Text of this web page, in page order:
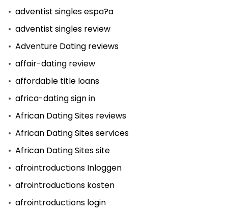
adventist singles espa?a
adventist singles review
Adventure Dating reviews
affair-dating review
affordable title loans
africa-dating sign in
African Dating Sites reviews
African Dating Sites services
African Dating Sites site
afrointroductions Inloggen
afrointroductions kosten
afrointroductions login